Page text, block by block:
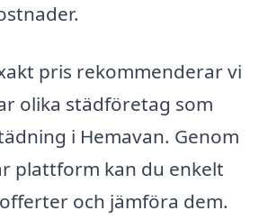
pris rekommenderar vi
olika städföretag som
i Hemavan. Genom
plattform kan du enkelt
och jämföra dem.